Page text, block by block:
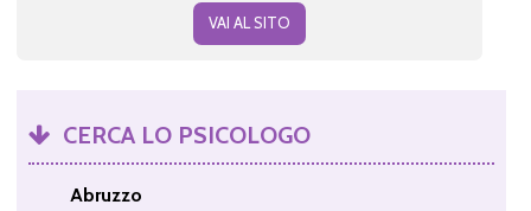
VAI AL SITO
CERCA LO PSICOLOGO
Abruzzo